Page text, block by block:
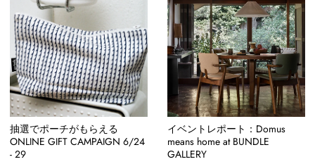
抽選でポーチがもらえる
ONLINE GIFT CAMPAIGN 6/24
- 29
イベントレポート：Domus
means home at BUNDLE
GALLERY